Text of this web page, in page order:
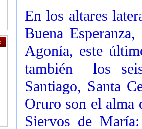
En los altares
Buena
Agonía, este
también los
Santiago, Santa
Oruro son el alma
Siervos de